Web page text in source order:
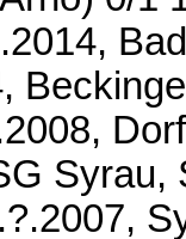
Syrau,